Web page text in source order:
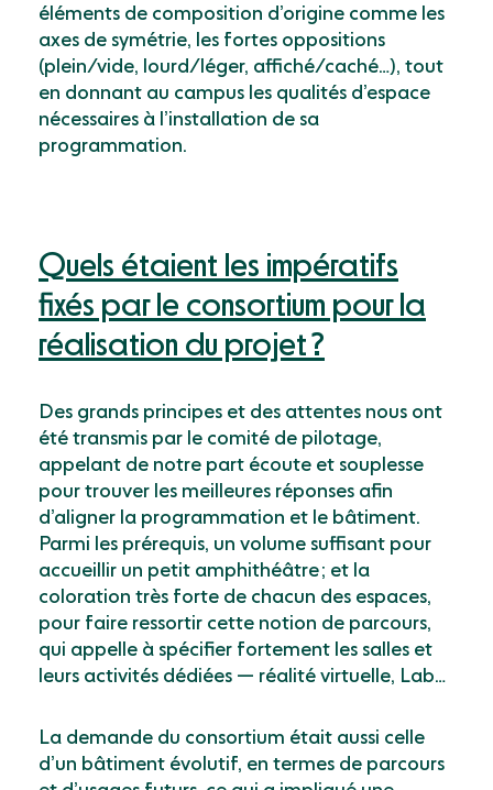
éléments de composition dʼorigine comme les
axes de symétrie, les fortes oppositions
(plein/vide, lourd/léger, affiché/caché…), tout
en donnant au campus les qualités dʼespace
nécessaires à lʼinstallation de sa
programmation.
Quels étaient les impératifs
fixés par le consortium pour la
réalisation du projet ?
Des grands principes et des attentes nous ont
été transmis par le comité de pilotage,
appelant de notre part écoute et souplesse
pour trouver les meilleures réponses afin
dʼaligner la programmation et le bâtiment.
Parmi les prérequis, un volume suffisant pour
accueillir un petit amphithéâtre ; et la
coloration très forte de chacun des espaces,
pour faire ressortir cette notion de parcours,
qui appelle à spécifier fortement les salles et
leurs activités dédiées — réalité virtuelle, Lab…
La demande du consortium était aussi celle
dʼun bâtiment évolutif, en termes de parcours